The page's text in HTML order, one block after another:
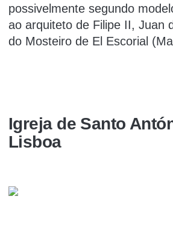
possivelmente segundo
ao arquiteto de Filipe II, Juan
do Mosteiro de El Escorial
Igreja de Santo
Lisboa